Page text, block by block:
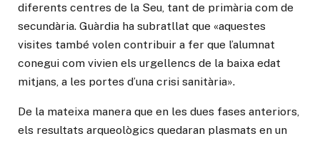
diferents centres de la Seu, tant de primària com de
secundària. Guàrdia ha subratllat que «aquestes
visites també volen contribuir a fer que l’alumnat
conegui com vivien els urgellencs de la baixa edat
mitjans, a les portes d’una crisi sanitària».
De la mateixa manera que en les dues fases anteriors,
els resultats arqueològics quedaran plasmats en un